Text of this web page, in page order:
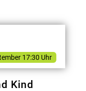
17:30 Uhr
Kind